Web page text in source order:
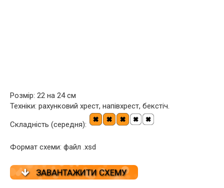
Розмір: 22 на 24 см
Техніки: рахунковий хрест, напівхрест, бекстіч.
Складність (середня):
Формат схеми: файл .xsd
ЗАВАНТАЖИТИ СХЕМУ